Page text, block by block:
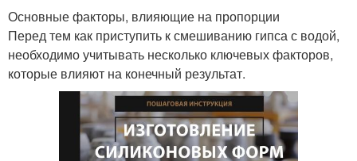
Основные факторы, влияющие на пропорции
Перед тем как приступить к смешиванию гипса с водой,
необходимо учитывать несколько ключевых факторов,
которые влияют на конечный результат.